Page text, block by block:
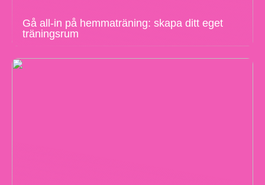
Gå all-in på hemmaträning: skapa ditt eget
träningsrum